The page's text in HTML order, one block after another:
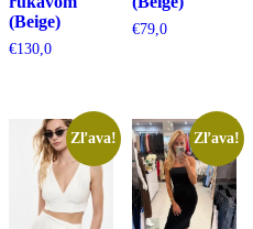
(Beige)
€130,0
€79,0
Zľava! Zľava!